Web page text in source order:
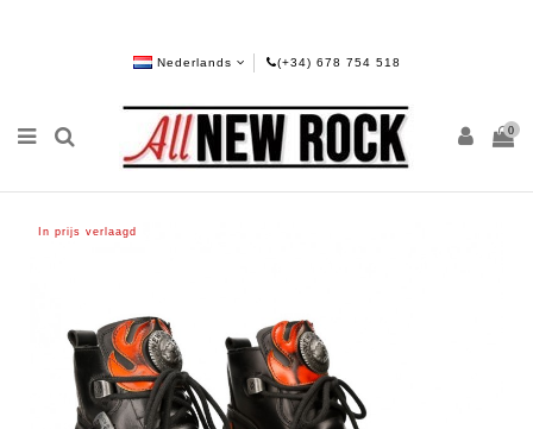
Nederlands (+34) 678 754 518
0
In prijs verlaagd